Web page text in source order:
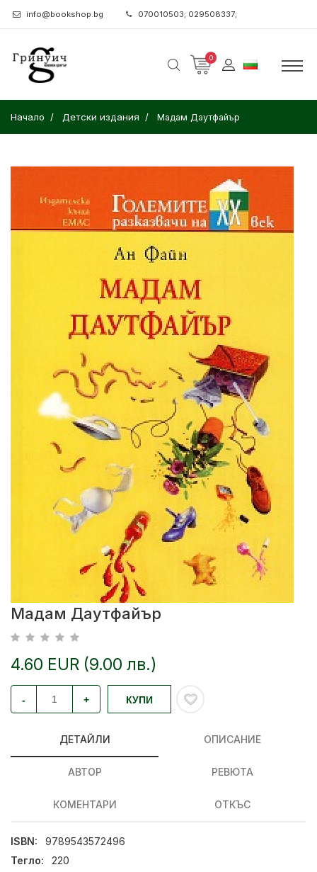
info@bookshop.bg 070010503; 029508337;
0
Начало Детски издания Мадам Даутфайър
Мадам Даутфайър
4.60 EUR (9.00 лв.)
- + КУПИ
ДЕТАЙЛИ ОПИСАНИЕ
АВТОР РЕВЮТА
КОМЕНТАРИ ОТКЪС
ISBN:
9789543572496
Тегло:
220